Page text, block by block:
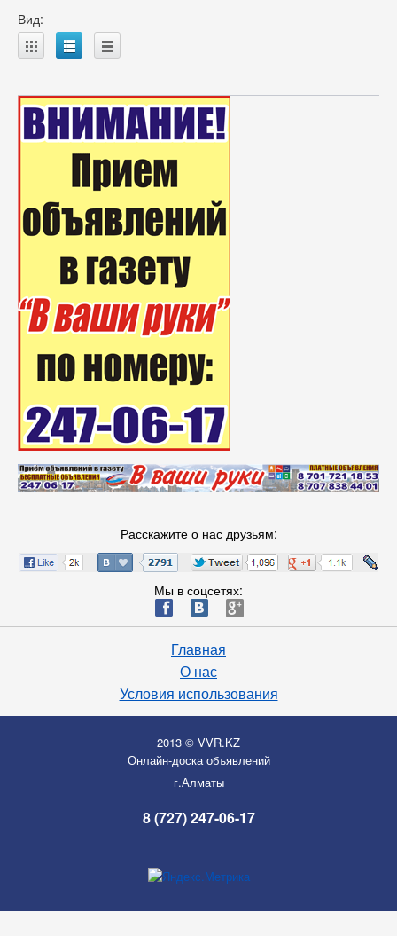
Вид:
A B C
Расскажите о нас друзьям:
Мы в соцсетях:
ä æ è
Главная
О нас
Условия использования
2013 © VVR.KZ
Онлайн-доска объявлений
г.Алматы
8 (727) 247-06-17